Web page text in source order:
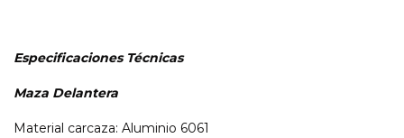
Especificaciones Técnicas
Maza Delantera
Material carcaza: Aluminio 6061